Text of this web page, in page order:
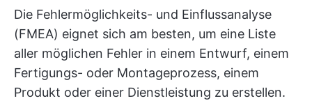
Die Fehlermöglichkeits- und Einflussanalyse
(FMEA) eignet sich am besten, um eine Liste
aller möglichen Fehler in einem Entwurf, einem
Fertigungs- oder Montageprozess, einem
Produkt oder einer Dienstleistung zu erstellen.